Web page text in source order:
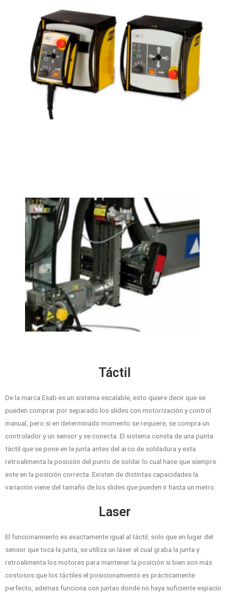
Táctil
De la marca Esab es un sistema escalable, esto quiere decir que se
pueden comprar por separado los slides con motorización y control
manual, pero si en determinado momento se requiere, se compra un
controlador y un sensor y se conecta. El sistema consta de una punta
táctil que se pone en la junta antes del arco de soldadura y esta
retroalimenta la posición del punto de soldar lo cual hace que siempre
este en la posición correcta. Existen de distintas capacidades la
variación viene del tamaño de los slides que pueden ir hasta un metro.
Laser
El funcionamiento es exactamente igual al táctil, solo que en lugar del
sensor que toca la junta, se utiliza un láser el cual graba la junta y
retroalimenta los motores para mantener la posición si bien son más
costosos que los táctiles el posicionamiento es prácticamente
perfecto, ademas funciona con juntas donde no haya suficiente espacio